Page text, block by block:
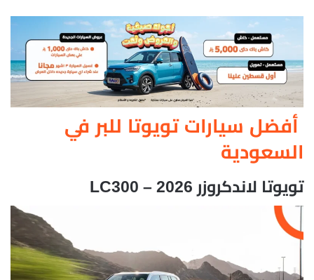
أفضل سيارات تويوتا للبر في
السعودية
تويوتا لاندكروزر LC300 – 2026